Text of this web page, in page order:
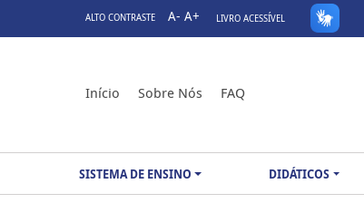
ALTO CONTRASTE A- A+ LIVRO ACESSÍVEL
Início Sobre Nós FAQ
SISTEMA DE ENSINO DIDÁTICOS